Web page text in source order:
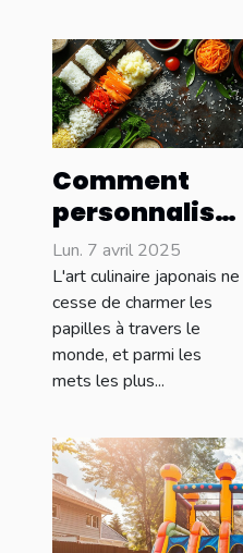
Comment
personnaliser
vos onigiris
avec des
ingrédients
locaux
Lun. 7 avril 2025
L'art culinaire japonais ne
cesse de charmer les
papilles à travers le
monde, et parmi les
mets les plus...